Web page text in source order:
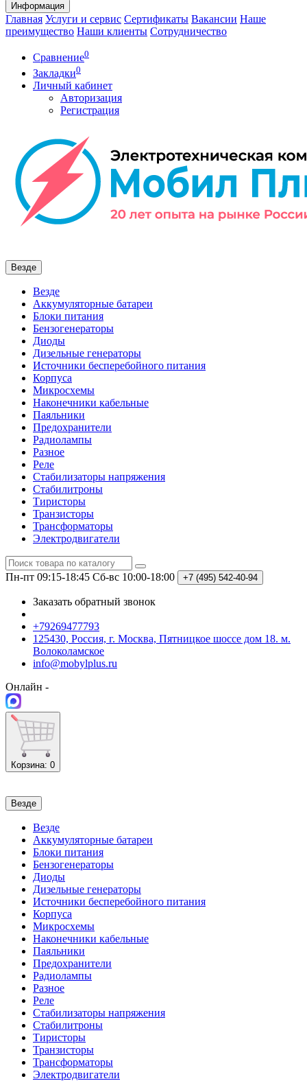
Информация
Главная Услуги и сервис Сертификаты Вакансии Наше
преимущество Наши клиенты Сотрудничество
Сравнение0
Закладки0
Личный кабинет
Авторизация
Регистрация
Везде
Везде
Аккумуляторные батареи
Блоки питания
Бензогенераторы
Диоды
Дизельные генераторы
Источники бесперебойного питания
Корпуса
Микросхемы
Наконечники кабельные
Паяльники
Предохранители
Радиолампы
Разное
Реле
Стабилизаторы напряжения
Стабилитроны
Тиристоры
Транзисторы
Трансформаторы
Электродвигатели
Пн-пт 09:15-18:45 Сб-вс 10:00-18:00 +7 (495) 542-40-94
Заказать обратный звонок
+79269477793
125430, Россия, г. Москва, Пятницкое шоссе дом 18. м.
Волоколамское
info@mobylplus.ru
Онлайн -
Корзина: 0
Везде
Везде
Аккумуляторные батареи
Блоки питания
Бензогенераторы
Диоды
Дизельные генераторы
Источники бесперебойного питания
Корпуса
Микросхемы
Наконечники кабельные
Паяльники
Предохранители
Радиолампы
Разное
Реле
Стабилизаторы напряжения
Стабилитроны
Тиристоры
Транзисторы
Трансформаторы
Электродвигатели